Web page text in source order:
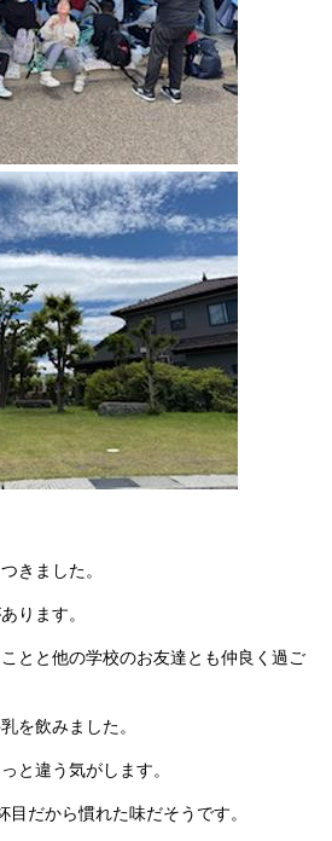
きました。
ります。
とと他の学校のお友達とも仲良く過ご
を飲みました。
と違う気がします。
だから慣れた味だそうです。